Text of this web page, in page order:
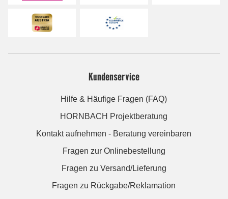
Kundenservice
Hilfe & Häufige Fragen (FAQ)
HORNBACH Projektberatung
Kontakt aufnehmen - Beratung vereinbaren
Fragen zur Onlinebestellung
Fragen zu Versand/Lieferung
Fragen zu Rückgabe/Reklamation